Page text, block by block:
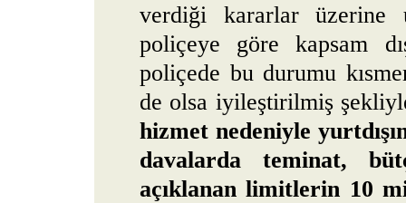
verdiği kararlar üzerine
poliçeye göre kapsam
poliçede bu durumu
de olsa iyileştirilmiş
hizmet nedeniyle
davalarda teminat,
açıklanan limitlerin 10